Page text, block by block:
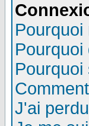
J'ai